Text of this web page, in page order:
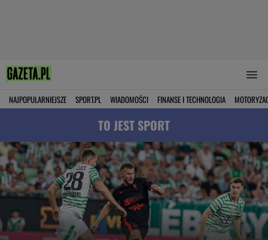
NAJPOPULARNIEJSZE SPORT.PL WIADOMOŚCI FINANSE I TECHNOLOGIA
TO JEST SPORT